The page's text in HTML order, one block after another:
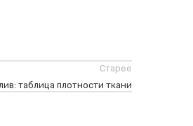
Старее
таблица плотности ткани